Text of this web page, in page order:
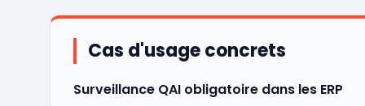
Cas d'usage concrets
Surveillance QAI obligatoire dans les ERP